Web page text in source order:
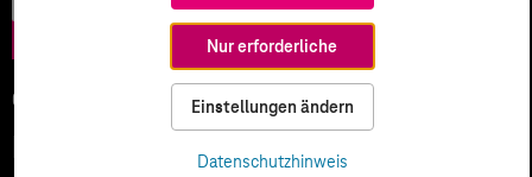
Nur erforderliche
Einstellungen ändern
Datenschutzhinweis
05.02.2026
KI-Wettlauf 2026: Innovationen,